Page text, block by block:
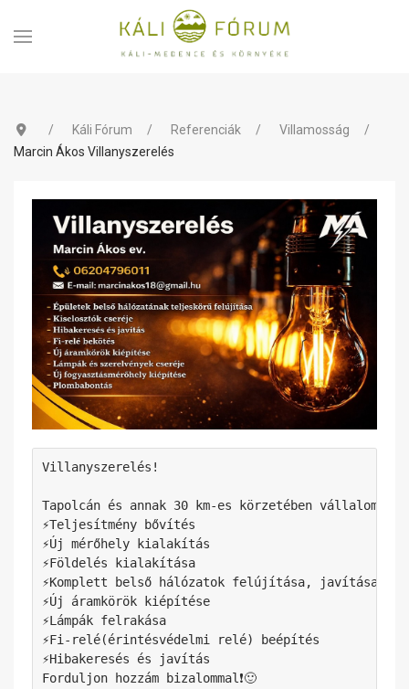
Káli Fórum Referenciák
Villamosság
Marcin Ákos Villanyszerelés
Villanyszerelés!
Tapolcán és annak 30 km-es körzetében vállalom
⚡️Teljesítmény bővítés
⚡️Új mérőhely kialakítás
⚡️Földelés kialakítása
⚡️Komplett belső hálózatok felújítása, javítása
⚡️Új áramkörök kiépítése
⚡️Lámpák felrakása
⚡️Fi-relé(érintésvédelmi relé) beépítés
⚡️Hibakeresés és javítás
Forduljon hozzám bizalommal❗️🙂